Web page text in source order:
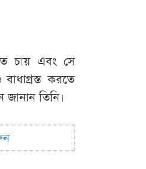
চায় এবং সে
করতে
জানান তিনি।